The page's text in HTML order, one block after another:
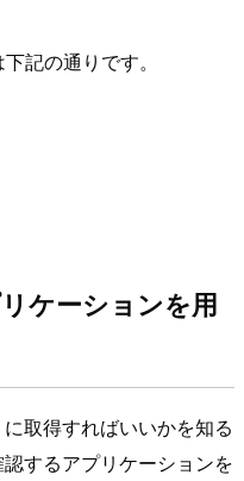
記の通りです。
ケーションを用
取得すればいいかを知る
するアプリケーションを